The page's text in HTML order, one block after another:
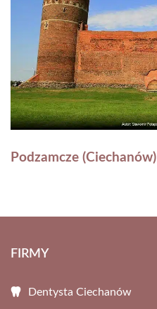
Podzamcze (Ciechanów)
FIRMY
Dentysta Ciechanów